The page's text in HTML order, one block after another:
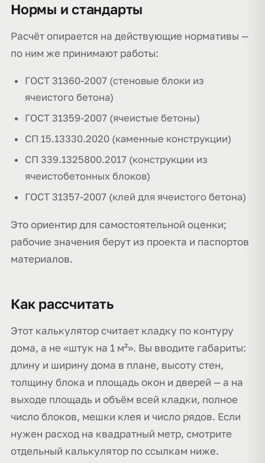
Нормы и стандарты
Расчёт опирается на действующие нормативы —
по ним же принимают работы:
ГОСТ 31360-2007 (стеновые блоки из
ячеистого бетона)
ГОСТ 31359-2007 (ячеистые бетоны)
СП 15.13330.2020 (каменные конструкции)
СП 339.1325800.2017 (конструкции из
ячеистобетонных блоков)
ГОСТ 31357-2007 (клей для ячеистого бетона)
Это ориентир для самостоятельной оценки;
рабочие значения берут из проекта и паспортов
материалов.
Как рассчитать
Этот калькулятор считает кладку по контуру
дома, а не «штук на 1 м²». Вы вводите габариты:
длину и ширину дома в плане, высоту стен,
толщину блока и площадь окон и дверей — а на
выходе площадь и объём всей кладки, полное
число блоков, мешки клея и число рядов. Если
нужен расход на квадратный метр, смотрите
отдельный калькулятор по ссылкам ниже.